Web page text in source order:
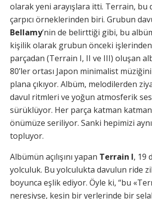
olarak yeni arayışlara itti. Terrain, bu
çarpıcı örneklerinden biri. Grubun
Bellamy’nin de belirttiği gibi, bu
kişilik olarak grubun önceki işlerinden
parçadan (Terrain I, II ve III) oluşan
80’ler ortası Japon minimalist
plana çıkıyor. Albüm, melodilerden
davul ritmleri ve yoğun atmosferik
sürüklüyor. Her parça katman katman
önümüze seriliyor. Sanki hepimizi
topluyor.
Albümün açılışını yapan Terrain I, 19
yolculuk. Bu yolculukta davulun ride
boyunca eşlik ediyor. Öyle ki, “bu
neresiyse, kesin bir yerlerinde bir